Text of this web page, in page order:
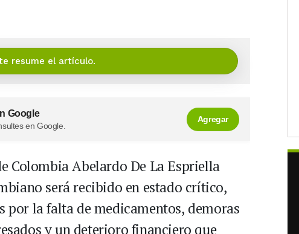
resume el artículo.
Google
en Google.
Agregar
Colombia Abelardo De La Espriella
será recibido en estado crítico,
por la falta de medicamentos, demoras
y un deterioro financiero que